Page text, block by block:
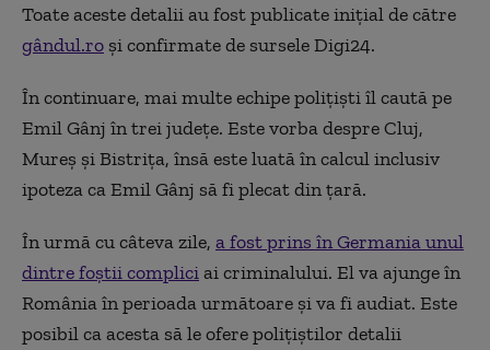
Toate aceste detalii au fost publicate inițial de către
gândul.ro și confirmate de sursele Digi24.
În continuare, mai multe echipe polițiști îl caută pe
Emil Gânj în trei județe. Este vorba despre Cluj,
Mureș și Bistrița, însă este luată în calcul inclusiv
ipoteza ca Emil Gânj să fi plecat din țară.
În urmă cu câteva zile, a fost prins în Germania unul
dintre foștii compliciai criminalului. El va ajunge în
România în perioada următoare și va fi audiat. Este
posibil ca acesta să le ofere polițiștilor detalii